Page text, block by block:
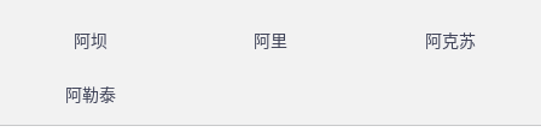
阿坝 阿里 阿克苏
阿勒泰